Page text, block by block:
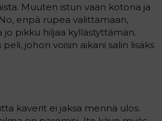
Muuten istun vaan kotona ja
enpä rupea valittamaan,
pikku hiljaa kyllästyttämän.
johon voisin aikani salin lisäks
kaverit ei jaksa mennä ulos.